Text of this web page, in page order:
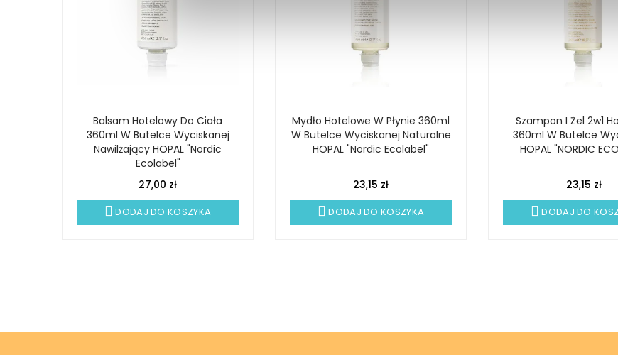
Balsam Hotelowy Do Ciała
360ml W Butelce Wyciskanej
Nawilżający HOPAL "Nordic
Ecolabel"
27,00 zł
DODAJ DO KOSZYKA
Mydło Hotelowe W Płynie 360ml
W Butelce Wyciskanej Naturalne
HOPAL "Nordic Ecolabel"
23,15 zł
DODAJ DO KOSZYKA
Szampon I Żel 2w1
360ml W Butelce
HOPAL "NORDIC
23,15 zł
DODAJ DO